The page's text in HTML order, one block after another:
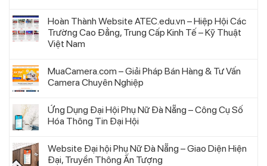
Hoàn Thành Website ATEC.edu.vn – Hiệp Hội Các
Trường Cao Đẳng, Trung Cấp Kinh Tế – Kỹ Thuật
Việt Nam
MuaCamera.com – Giải Pháp Bán Hàng & Tư Vấn
Camera Chuyên Nghiệp
Ứng Dụng Đại Hội Phụ Nữ Đà Nẵng – Công Cụ Số
Hóa Thông Tin Đại Hội
Website Đại hội Phụ Nữ Đà Nẵng – Giao Diện Hiện
Đại, Truyền Thông Ấn Tượng